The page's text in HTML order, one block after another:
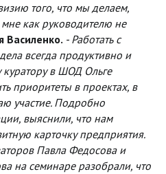
того, что мы делаем,
как руководителю не
Василенко. - Работать с
всегда продуктивно и
куратору в ШОД Ольге
приоритеты в проектах, в
участие. Подробно
выяснили, что нам
карточку предприятия.
Павла Федосова и
на семинаре разобрали, что